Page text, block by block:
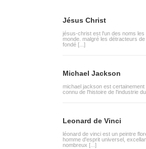
Jésus Christ
jésus-christ est l'un des noms les
monde. malgré les détracteurs de
fondé [...]
Michael Jackson
michael jackson est certainement
connu de l'histoire de l'industrie
Leonard de Vinci
léonard de vinci est un peintre
homme d'esprit universel,
nombreux [...]